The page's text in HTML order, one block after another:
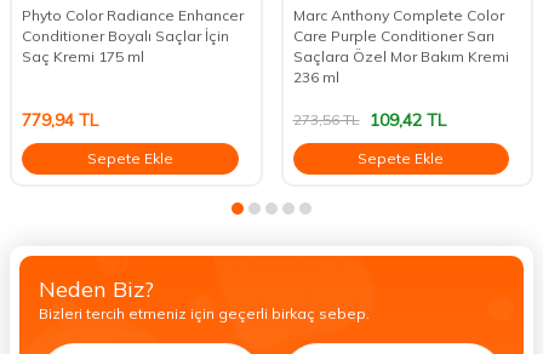
Phyto Color Radiance Enhancer
Conditioner Boyalı Saçlar İçin
Saç Kremi 175 ml
779,94 TL
Sepete Ekle
Marc Anthony Complete Color
Care Purple Conditioner Sarı
Saçlara Özel Mor Bakım Kremi
236 ml
273,56TL 109,42TL
Sepete Ekle
Neden Biz?
Bizleri tercih etmeniz için geçerli birkaç sebep.